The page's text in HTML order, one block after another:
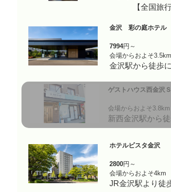
【全国旅行
金沢 彩の庭ホテル
7994円～
会場からおよそ3.5km
金沢駅から徒歩
ゲストハウス西金沢
会場からおよそ3.8km
新西金沢駅から
ホテルビスタ金沢
2800円～
会場からおよそ4km
JR金沢駅より徒